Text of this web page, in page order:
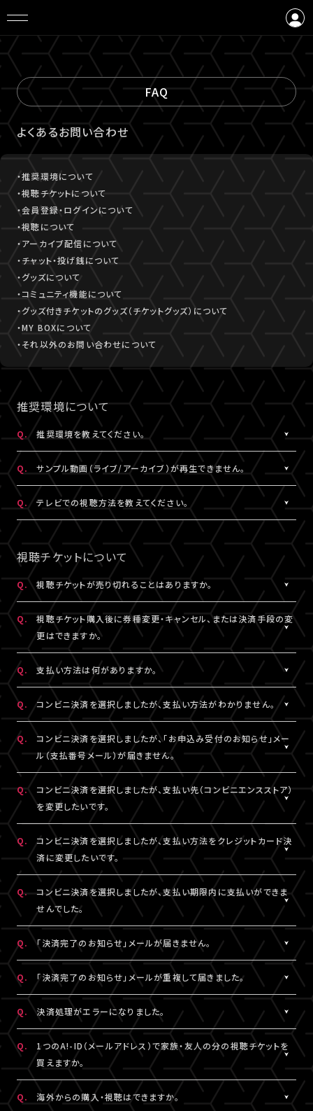
会員登録
FAQ
よくあるお問い合わせ
・推奨環境について
・視聴チケットについて
・会員登録・ログインについて
・視聴について
・アーカイブ配信について
・チャット・投げ銭について
・グッズについて
・コミュニティ機能について
・グッズ付きチケットのグッズ（チケットグッズ）について
・MY BOXについて
・それ以外のお問い合わせについて
推奨環境について
Q. 推奨環境を教えてください。
A. こちらより推奨環境をご確認ください。
Q. サンプル動画（ライブ/アーカイブ）が再生できません。
A. 推奨環境 をご確認ください。推奨環境でも再生できない場合はこち
らにお問い合わせください。
Q. テレビでの視聴方法を教えてください。
A. テレビでの視聴方法の⼀例を こちら
でご紹介しております。
テレビ視聴は、当サービスの推奨環境ではありません。
参考にされる際は、あくまで推奨環境ではないことをご理解・ご了
承のうえ、事前にテスト視聴をお試しください。
※テレビでのご視聴中に生じた不具合に関しては、当サービスは
一切の責任を負いかねます。
※テレビ等での視聴をご希望の場合は、サンプル動画視聴ページ
でサンプル動画の映像と音声が正常に再生できることをご確認の
うえ、ご自身の判断で視聴チケットのご購入をご検討ください。
視聴チケットについて
Q. 視聴チケットが売り切れることはありますか。
原則、視聴チケットの売り切れはございません。ただし公演・券種に
よっては枚数に限りがある場合がございます。
詳細はチケット販売ページでご確認ください。
Q.
視聴チケット購入後に券種変更・キャンセル、または決済手段の変
更はできますか。
A.
一度決済を完了された視聴チケットの券種変更・キャンセルは一切
お受けできません。
※クレジットカード決済の場合、即時決済となります。
※コンビニ決済の場合、お支払いがお済みでない場合のみ、券種
変更・キャンセルが可能です。
Q. 支払い方法は何がありますか。
クレジットカード決済、コンビニ決済がご利用いただけます。
決済の明細には「LIVESHIP」と表示されます。
Q. コンビニ決済を選択しましたが、支払い方法がわかりません。
A. コンビニ決済の支払い方法は、下記よりご確認ください。
■コンビニ決済支払い方法（手順4以降）
□ローソン・ミニストップ
https://www.sbpayment.jp/support/how_to_pay/cvs/
□ファミリーマート
https://www.sbpayment.jp/support/how_to_pay/cvs/
□セイコーマート
https://www.sbpayment.jp/support/how_to_pay/cvs/
Q.
コンビニ決済を選択しましたが、「お申込み受付のお知らせ」メー
ル（支払番号メール）が届きません。
A.
コンビニ決済を選択された場合、「お申込み受付のお知らせ」メー
ル（支払番号メール）は、視聴チケット販売ページでご入力いただ
いたA!-ID（メールアドレス）宛に【@liveship.tokyo】ドメインから
配信しております。
“迷惑メール”として自動振り分け・受信拒否されていないかご確
認ください。
支払番号は、「マイページ」内「チケット購入情報」にも記載されて
おりますので、メールが未着の場合は上記をご確認のうえ、期限内
にお手続きください。
「マイページ」に記載がない場合や、支払期限を超過した場合は、
再度、チケット販売ページより、お手続きをお願いいたします。
Q.
コンビニ決済を選択しましたが、支払い先（コンビニエンスストア）
を変更したいです。
コンビニ決済の支払先（コンビニエンスストア）を変更する場合は、
「マイページ」内「チケット購入情報」より、支払先を変更したいチケ
ットを選択。
「支払い方法・コンビニの変更」から、「コンビニ決済をキャンセル」
を押してください。
コンビニ決済のキャンセル後、再度「マイページ」内「チケット購入
情報」にアクセスいただくと、「新たに手続きする」というボタンが
表示されます。
こちらより、改めてお手続きください。
※コンビニ決済のキャンセルには、15分ほどお時間がかかります。
※「決済取消中」のアイコンが表示されている間はお手続きができ
ません。
Q.
コンビニ決済を選択しましたが、支払い方法をクレジットカード決
済に変更したいです。
A.
コンビニ決済未入金の場合は、支払い方法をクレジットカード決済
に変更していただけます。
「マイページ」内「チケット購入情報」より、支払方法を変更したいチ
ケットを選択。
「支払い方法・コンビニの変更」から、「コンビニ決済をキャンセル」
を押してください。
コンビニ決済のキャンセル後、再度「マイページ」内「チケット購入
情報」にアクセスいただくと、「新たに手続きする」というボタンが
表示されます。
こちらより、クレジットカード決済を選択のうえ、改めてお手続きく
ださい。
※コンビニ決済のキャンセルには、15分ほどお時間がかかります。
※「決済取消中」のアイコンが表示されている間はお手続きができ
Q.
コンビニ決済を選択しましたが、支払い期限内に支払いができま
せんでした。
支払い期限を過ぎてしまった場合は、再度、チケット販売ページか
らご購入手続きをお願いします。
Q. 「決済完了のお知らせ」メールが届きません。
A.
「決済完了のお知らせ」メールは、チケットご購入時にLIVESHIPに
ご登録いただいたA!-ID（メールアドレス）宛に
【@liveship.tokyo】ドメインから配信しております。
“迷惑メール”として自動振り分け・受信拒否されていないかご確
認ください。
「決済完了のお知らせ」メールが届かない場合は、「マイページ」内
「チケット購入情報」にてご確認ください。
Q. 「決済完了のお知らせ」メールが重複して届きました。
A.
「決済完了のお知らせ」メールが2通以上届いた場合、誤ってチケッ
トを重複してご購入されている可能性がございます。
詳細を記載のうえ、こちら よりご連絡ください。
Q. 決済処理がエラーになりました。
A.
▼コンビニ決済にて、よくあるエラー
「髙」・「﨑」のような環境依存文字をお名前にご使用された場合、
コンビニシステム側の仕様により、受付できないエラーが発生する
ことがあります。環境依存文字でご登録の場合は、マイページ「基
本情報」内「会員情報」より常用漢字などにご変更いただくか、クレ
Q.
1つのA!-ID（メールアドレス）で家族・友人の分の視聴チケットを
買えますか。
A.
1つのA!-ID（メールアドレス）からご購入いただける視聴チケット
は、ご本人様の1枚分だけになります。ご視聴される方がそれぞれ
Q. 海外からの購入・視聴はできますか。